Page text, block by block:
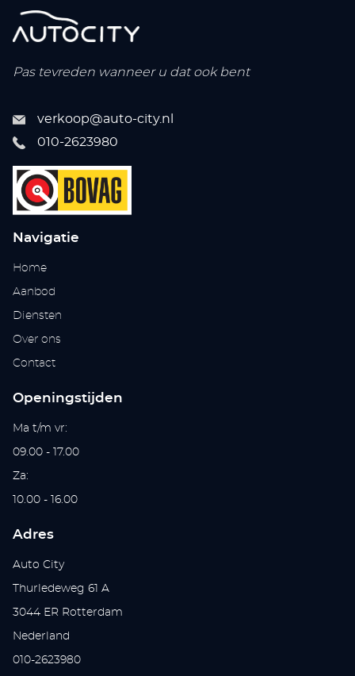
Pas tevreden wanneer u dat ook bent
verkoop@auto-city.nl
010-2623980
Navigatie
Home
Aanbod
Diensten
Over ons
Contact
Openingstijden
Ma t/m vr:
09.00 - 17.00
Za:
10.00 - 16.00
Adres
Auto City
Thurledeweg 61 A
3044 ER Rotterdam
Nederland
010-2623980